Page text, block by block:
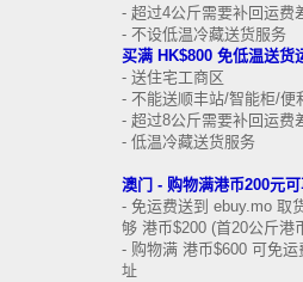
- 超过4公斤需要补回运费
- 不设低温冷藏送货服务
买满 HK$800 免低温送货
- 送住宅工商区
- 不能送顺丰站/智能柜/便
- 超过8公斤需要补回运费
- 低温冷藏送货服务
澳门 - 购物满港币200元
- 免运费送到 ebuy.mo 取
够 港币$200 (首20公斤港
- 购物满 港币$600 可免
址